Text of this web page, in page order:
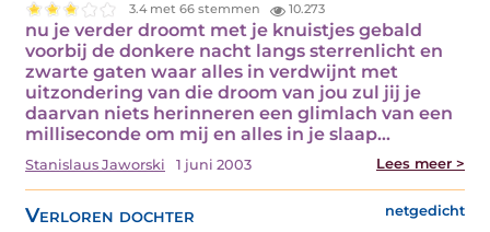
3.4 met 66 stemmen 10.273
nu je verder droomt met je knuistjes gebald
voorbij de donkere nacht langs sterrenlicht en
zwarte gaten waar alles in verdwijnt met
uitzondering van die droom van jou zul jij je
daarvan niets herinneren een glimlach van een
milliseconde om mij en alles in je slaap…
Stanislaus Jaworski 1 juni 2003 Lees meer >
Verloren dochter netgedicht